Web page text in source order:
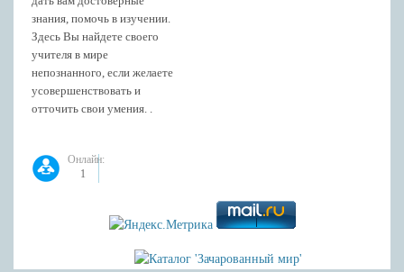
знания, помочь в изучении.
Здесь Вы найдете своего
учителя в мире
непознанного, если желаете
усовершенствовать и
отточить свои умения. .
Онлайн:
1